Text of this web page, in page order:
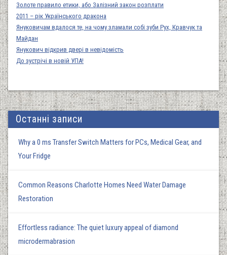
Золоте правило етики, або Залізний закон розплати
2011 – рік Українського дракона
Януковичам вдалося те, на чому зламали собі зуби Рух, Кравчук та
Майдан
Янукович відкрив двері в невідомість
До зустрічі в новій УПА!
Останні записи
Why a 0 ms Transfer Switch Matters for PCs, Medical Gear, and
Your Fridge
Common Reasons Charlotte Homes Need Water Damage
Restoration
Effortless radiance: The quiet luxury appeal of diamond
microdermabrasion